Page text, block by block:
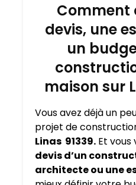
Comment
devis, une
un
maison sur
Vous avez déjà un
projet de
Linas 91339. Et vous
devis d’un
architecte ou une